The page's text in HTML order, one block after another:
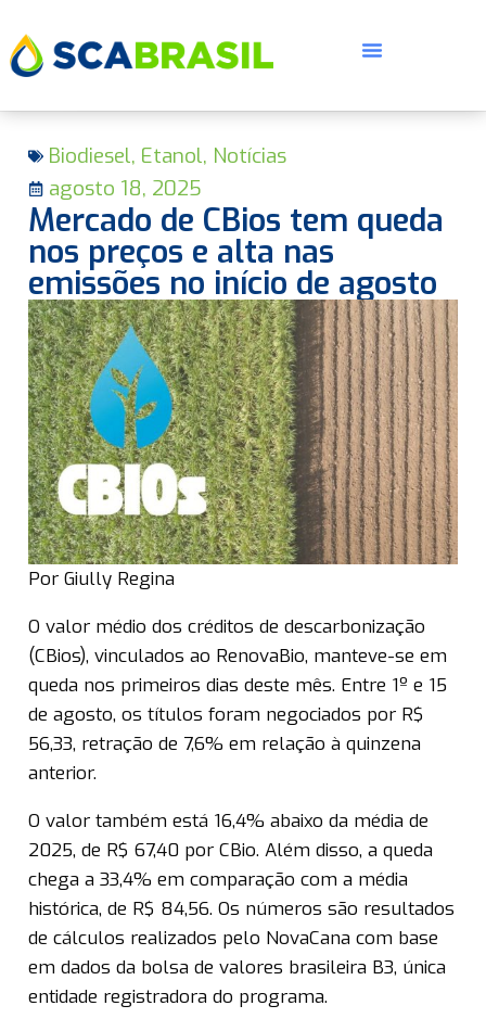
Biodiesel, Etanol, Notícias
agosto 18, 2025
Mercado de CBios tem queda
nos preços e alta nas
emissões no início de agosto
Por Giully Regina
O valor médio dos créditos de descarbonização
(CBios), vinculados ao RenovaBio, manteve-se em
queda nos primeiros dias deste mês. Entre 1º e 15
de agosto, os títulos foram negociados por R$
56,33, retração de 7,6% em relação à quinzena
anterior.
O valor também está 16,4% abaixo da média de
2025, de R$ 67,40 por CBio. Além disso, a queda
chega a 33,4% em comparação com a média
histórica, de R$ 84,56. Os números são resultados
de cálculos realizados pelo NovaCana com base
em dados da bolsa de valores brasileira B3, única
entidade registradora do programa.